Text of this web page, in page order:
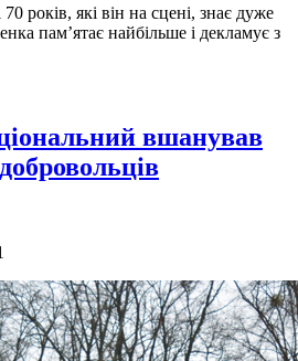
років, які він на сцені, знає дуже
пам’ятає найбільше і декламує з
вшанував